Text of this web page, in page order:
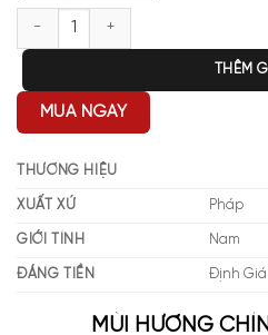
Lăn khử mùi CK Euphoria men 75g số
THÊM
MUA NGAY
THƯƠNG HIỆU
XUẤT XỨ Pháp
GIỚI TÍNH Nam
ĐÁNG TIỀN Định Giá
MÙI HƯƠNG